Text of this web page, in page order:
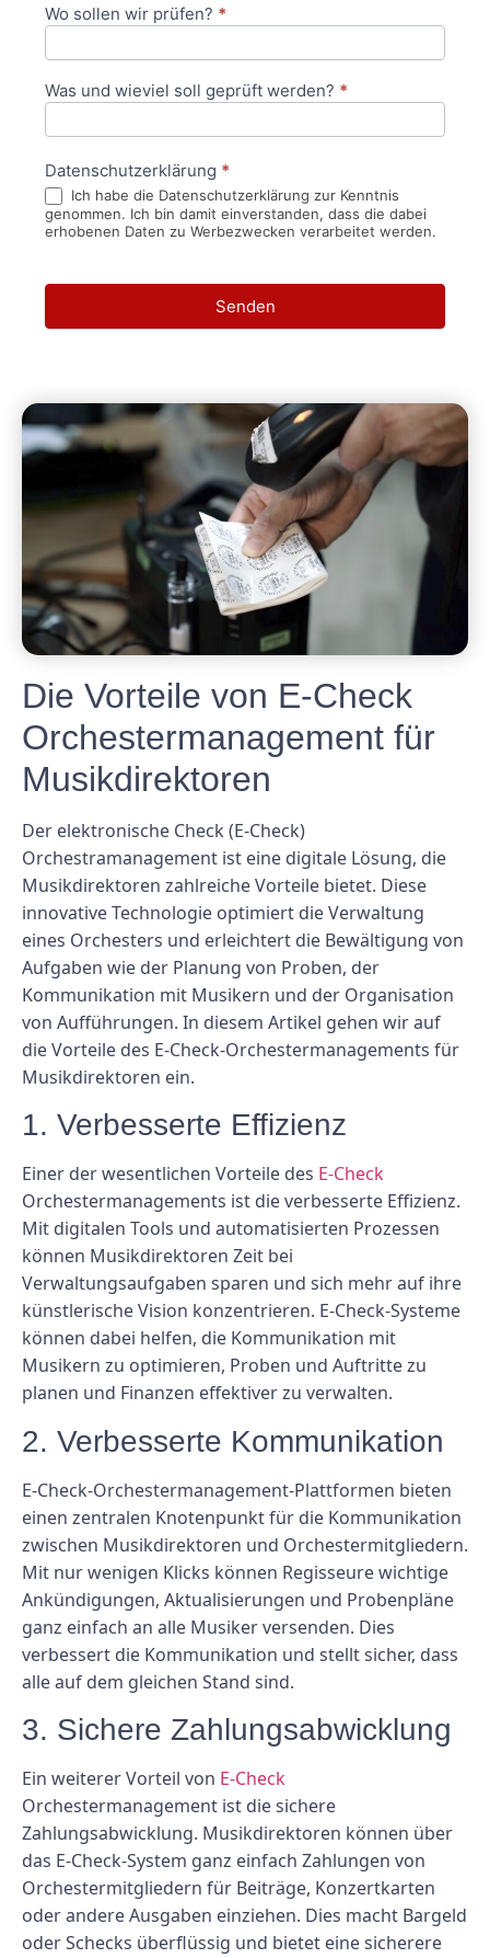
Wo sollen wir prüfen? *
Was und wieviel soll geprüft werden? *
Datenschutzerklärung *
Ich habe die Datenschutzerklärung zur Kenntnis
genommen. Ich bin damit einverstanden, dass die dabei
erhobenen Daten zu Werbezwecken verarbeitet werden.
Senden
Die Vorteile von E-Check
Orchestermanagement für
Musikdirektoren
Der elektronische Check (E-Check)
Orchestramanagement ist eine digitale Lösung, die
Musikdirektoren zahlreiche Vorteile bietet. Diese
innovative Technologie optimiert die Verwaltung
eines Orchesters und erleichtert die Bewältigung von
Aufgaben wie der Planung von Proben, der
Kommunikation mit Musikern und der Organisation
von Aufführungen. In diesem Artikel gehen wir auf
die Vorteile des E-Check-Orchestermanagements für
Musikdirektoren ein.
1. Verbesserte Effizienz
Einer der wesentlichen Vorteile des E-Check
Orchestermanagements ist die verbesserte Effizienz.
Mit digitalen Tools und automatisierten Prozessen
können Musikdirektoren Zeit bei
Verwaltungsaufgaben sparen und sich mehr auf ihre
künstlerische Vision konzentrieren. E-Check-Systeme
können dabei helfen, die Kommunikation mit
Musikern zu optimieren, Proben und Auftritte zu
planen und Finanzen effektiver zu verwalten.
2. Verbesserte Kommunikation
E-Check-Orchestermanagement-Plattformen bieten
einen zentralen Knotenpunkt für die Kommunikation
zwischen Musikdirektoren und Orchestermitgliedern.
Mit nur wenigen Klicks können Regisseure wichtige
Ankündigungen, Aktualisierungen und Probenpläne
ganz einfach an alle Musiker versenden. Dies
verbessert die Kommunikation und stellt sicher, dass
alle auf dem gleichen Stand sind.
3. Sichere Zahlungsabwicklung
Ein weiterer Vorteil von E-Check
Orchestermanagement ist die sichere
Zahlungsabwicklung. Musikdirektoren können über
das E-Check-System ganz einfach Zahlungen von
Orchestermitgliedern für Beiträge, Konzertkarten
oder andere Ausgaben einziehen. Dies macht Bargeld
oder Schecks überflüssig und bietet eine sicherere